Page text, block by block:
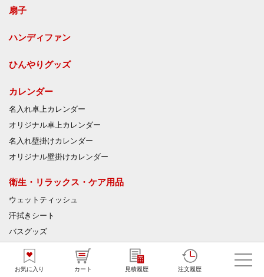
お気に入り カート 見積履歴 注文履歴
扇子
ハンディファン
ひんやりグッズ
カレンダー
名入れ卓上カレンダー
オリジナル卓上カレンダー
名入れ壁掛けカレンダー
オリジナル壁掛けカレンダー
衛生・リラックス・ケア用品
ウェットティッシュ
汗拭きシート
バスグッズ
入浴剤
絆創膏